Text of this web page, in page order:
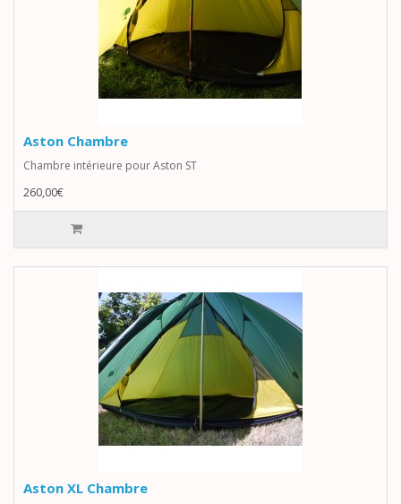
Aston Chambre
Chambre intérieure pour Aston ST
260,00€
Aston XL Chambre